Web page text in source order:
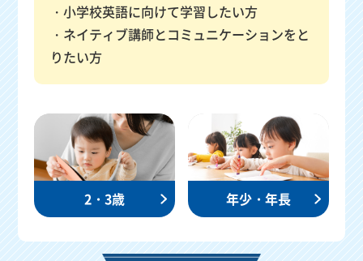
小学校英語に向けて学習したい方
ネイティブ講師とコミュニケーションをと
りたい方
2・3歳 年少・年長